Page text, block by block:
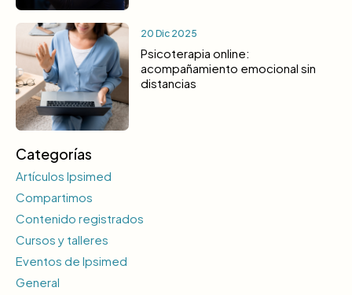
20 Dic 2025
Psicoterapia online:
acompañamiento emocional sin
distancias
Categorías
Artículos Ipsimed
Compartimos
Contenido registrados
Cursos y talleres
Eventos de Ipsimed
General